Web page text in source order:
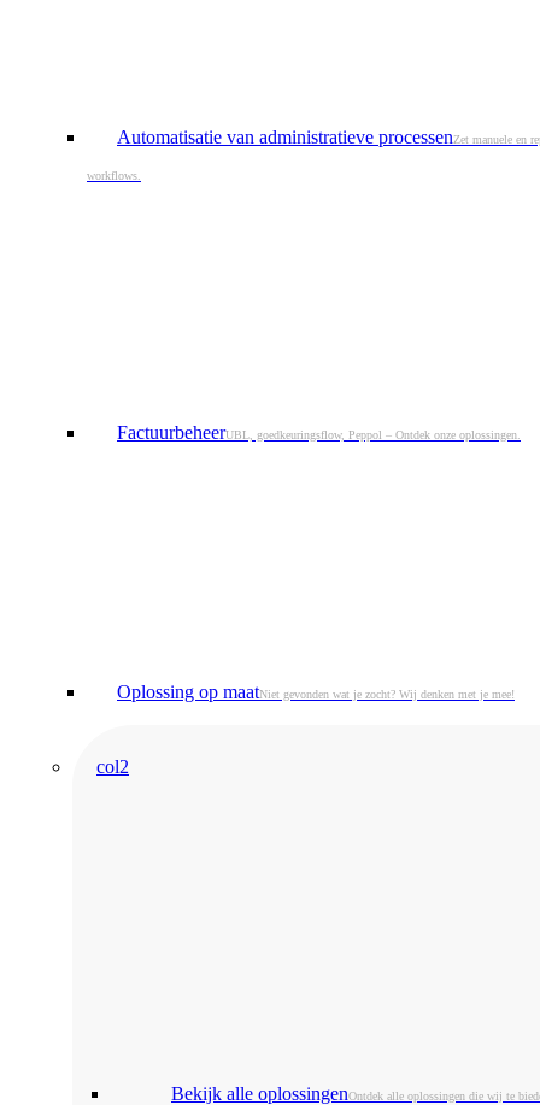
Automatisatie van administratieve processenZet manuele en
workflows.
FactuurbeheerUBL, goedkeuringsflow, Peppol – Ontdek onze oplossingen.
Oplossing op maatNiet gevonden wat je zocht? Wij denken met je mee!
col2
Bekijk alle oplossingenOntdek alle oplossingen die wij te